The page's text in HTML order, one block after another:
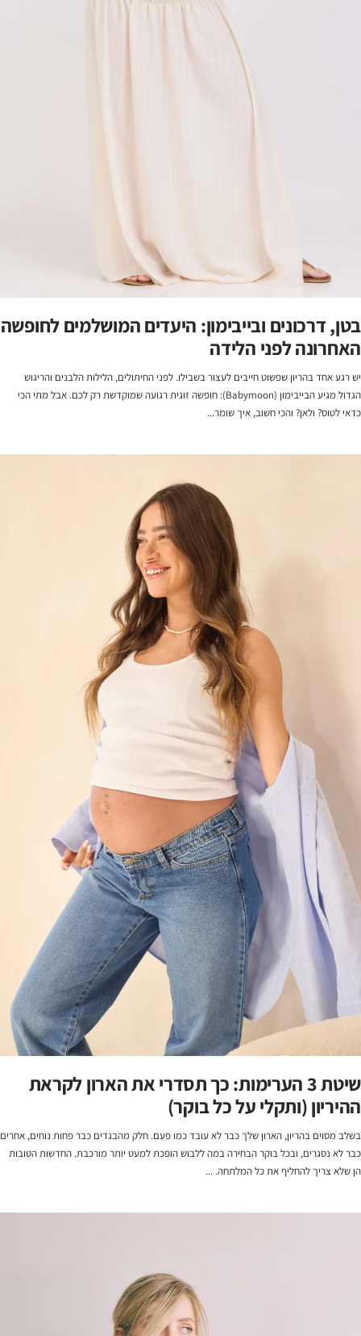
בטן, דרכונים ובייבימון: היעדים המושלמים לחופשה
האחרונה לפני הלידה
יש רגע אחד בהריון שפשוט חייבים לעצור בשבילו. לפני החיתולים, הלילות הלבנים והריגוש
הגדול מגיע הבייבימון (Babymoon): חופשה זוגית רגועה שמוקדשת רק לכם. אבל מתי הכי
כדאי לטוס? ולאן? והכי חשוב, איך שומר...
שיטת 3 הערימות: כך תסדרי את הארון לקראת
ההיריון (ותקלי על כל בוקר)
בשלב מסוים בהריון, הארון שלך כבר לא עובד כמו פעם. חלק מהבגדים כבר פחות נוחים, אחרים
כבר לא נסגרים, ובכל בוקר הבחירה במה ללבוש הופכת למעט יותר מורכבת. החדשות הטובות
הן שלא צריך להחליף את כל המלתחה. ...